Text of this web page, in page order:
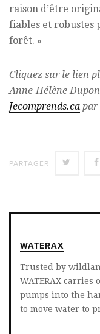
raison d’être
fiables et robustes
forêt. »
Cliquez sur le lien
Anne-Hélène
Jecomprends.ca par
PARTAGER SHARE
WATERAX
Trusted by
WATERAX
pumps into the
to move water to